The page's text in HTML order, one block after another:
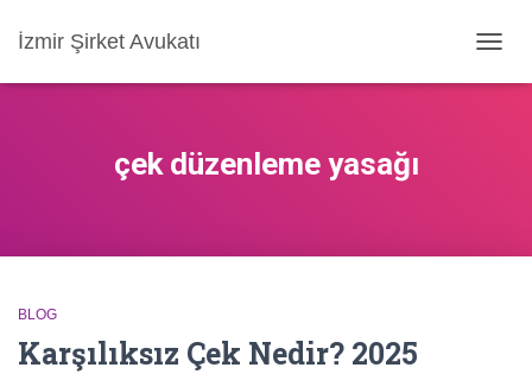
İzmir Şirket Avukatı
AÇ/
çek düzenleme yasağı
BLOG
Karşılıksız Çek Nedir? 2025